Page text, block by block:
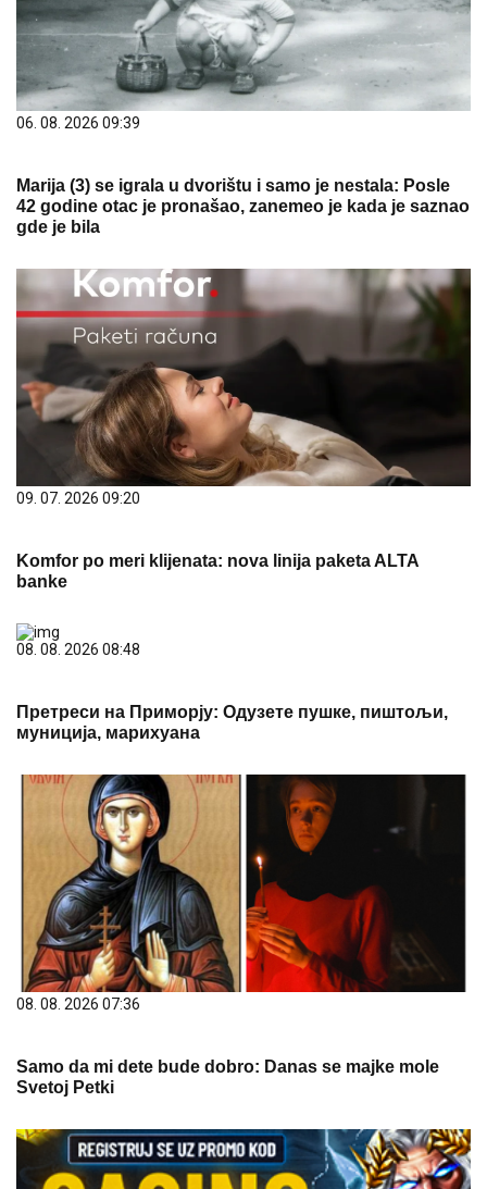
06. 08. 2026 09:39
Marija (3) se igrala u dvorištu i samo je nestala: Posle
42 godine otac je pronašao, zanemeo je kada je saznao
gde je bila
09. 07. 2026 09:20
Komfor po meri klijenata: nova linija paketa ALTA
banke
08. 08. 2026 08:48
Претреси на Приморју: Одузете пушке, пиштољи,
муниција, марихуана
08. 08. 2026 07:36
Samo da mi dete bude dobro: Danas se majke mole
Svetoj Petki